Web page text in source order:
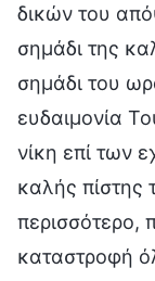
δικών του
σημάδι της
σημάδι του
ευδαιμονία
νίκη επί των
καλής
περισσότερο,
καταστροφή